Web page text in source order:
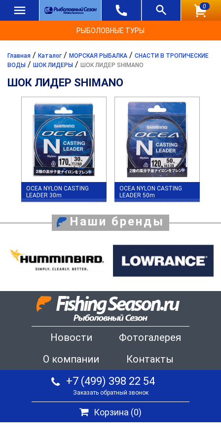
0
РЫБОЛОВНЫЕ ТУРЫ
Главная / Каталог / МОРСКАЯ РЫБАЛКА / СНАСТИ В ТРОПИЧЕСКИЕ
ВОДЫ / ШОК ЛИДЕРЫ / ШОК ЛИДЕР SHIMANO
ШОК ЛИДЕР SHIMANO
OCEA NYLON CASTING
LEADER 30m
OCEA NYLON CASTING
LEADER 50m
Наши бренды
Новости
Фотогалерея
О компании
Контакты
+7 (499) 398 22 54
Заказать обратный звонок
Корзина (0)